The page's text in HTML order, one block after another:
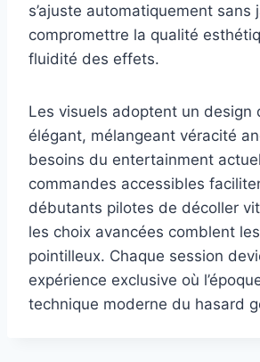
s’ajuste automatiquement sans
compromettre la qualité
fluidité des effets.
Les visuels adoptent un design
élégant, mélangeant véracité
besoins du entertainment
commandes accessibles
débutants pilotes de décoller
les choix avancées comblent
pointilleux. Chaque session
expérience exclusive où
technique moderne du hasard